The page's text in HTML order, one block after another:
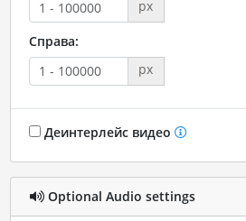
px
Справа:
px
Деинтерлейс видео
Optional Audio settings